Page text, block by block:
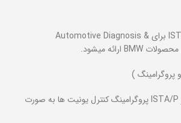
برنامه ISTA/d , ISTA/P برای Automotive Diagnosis &
)
ویژگی جدید نرم افزار ISTA/P پروگرامینگ کنترل یونیت ها به صورت